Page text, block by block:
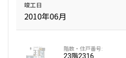
竣工日
2010年06月
23階2316